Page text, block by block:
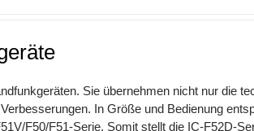
Sie übernehmen nicht nur die
In Größe und Bedienung
F50/F51-Serie. Somit stellt die IC-F52D-